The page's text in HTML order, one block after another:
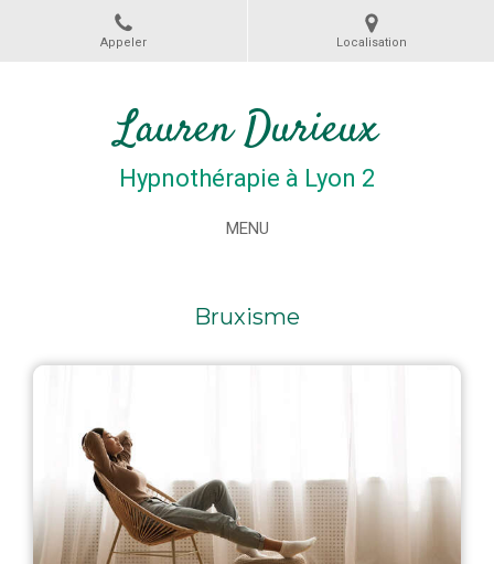
Appeler Localisation
Lauren Durieux
Hypnothérapie à Lyon 2
MENU
Bruxisme